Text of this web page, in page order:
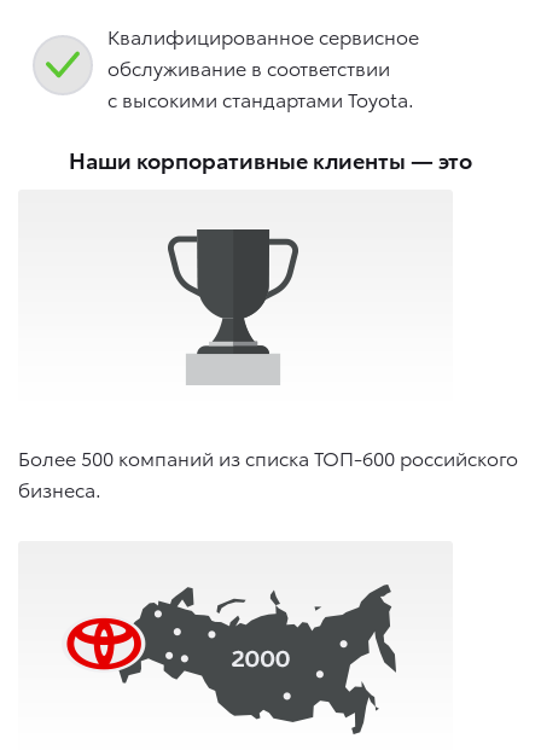
Квалифицированное сервисное
обслуживание в соответствии
с высокими стандартами Toyota.
Наши корпоративные клиенты — это
Более 500 компаний из списка ТОП-600 российского
бизнеса.